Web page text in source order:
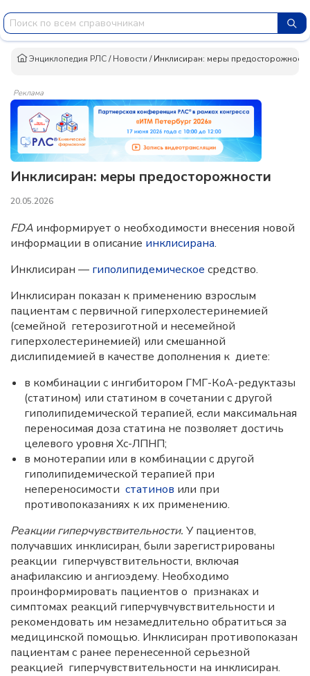
Энциклопедия РЛС/Новости /Инклисиран: меры предосторожности
Реклама
Инклисиран: меры предосторожности
20.05.2026
FDA информирует о необходимости внесения новой
информации в описание инклисирана.
Инклисиран — гиполипидемическое средство.
Инклисиран показан к применению взрослым
пациентам с первичной гиперхолестеринемией
(семейной гетерозиготной и несемейной
гиперхолестеринемией) или смешанной
дислипидемией в качестве дополнения к диете:
в комбинации с ингибитором ГМГ-КоА-редуктазы
(статином) или статином в сочетании с другой
гиполипидемической терапией, если максимальная
переносимая доза статина не позволяет достичь
целевого уровня Хс-ЛПНП;
в монотерапии или в комбинации с другой
гиполипидемической терапией при
непереносимости статинов или при
противопоказаниях к их применению.
Реакции гиперчувствительности. У пациентов,
получавших инклисиран, были зарегистрированы
реакции гиперчувствительности, включая
анафилаксию и ангиоэдему. Необходимо
проинформировать пациентов о признаках и
симптомах реакций гиперчувчувствительности и
рекомендовать им незамедлительно обратиться за
медицинской помощью. Инклисиран противопоказан
пациентам с ранее перенесенной серьезной
реакцией гиперчувствительности на инклисиран.